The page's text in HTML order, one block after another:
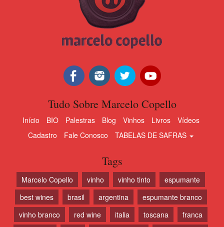
Tudo Sobre Marcelo Copello
Início BIO Palestras Blog Vinhos Livros
Vídeos
Cadastro
Fale Conosco TABELAS DE SAFRAS
Tags
Marcelo Copello vinho vinho tinto
espumante
best wines
brasil argentina
espumante branco
vinho branco
red wine italia toscana franca